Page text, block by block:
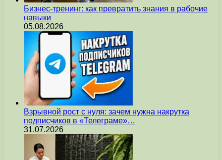
Бизнес-тренинг: как превратить знания в рабочие
навыки
05.08.2026
Взрывной рост с нуля: зачем нужна накрутка
подписчиков в «Телеграме»…
31.07.2026